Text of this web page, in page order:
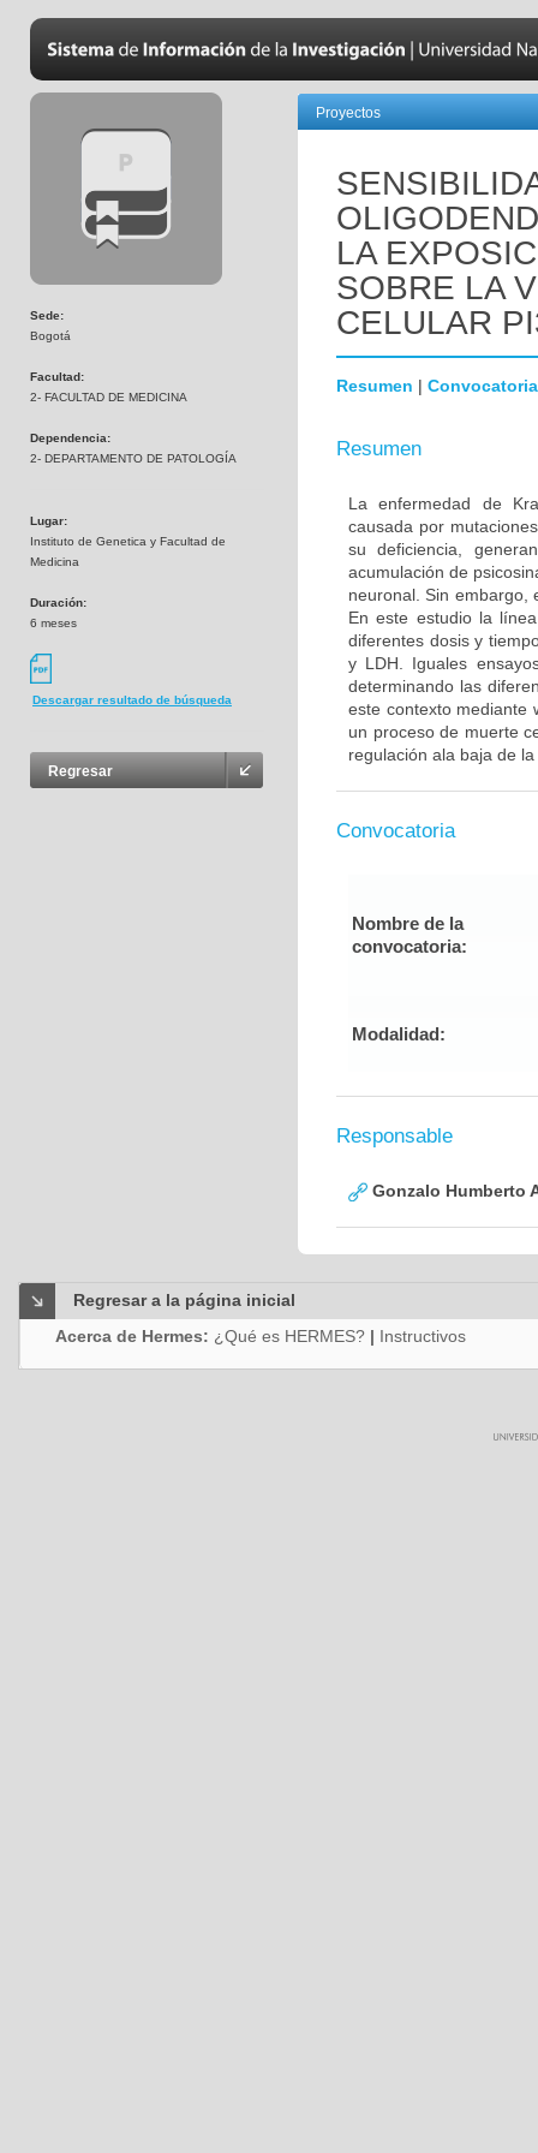
Sede:
Bogotá
Facultad:
2- FACULTAD DE MEDICINA
Dependencia:
2- DEPARTAMENTO DE PATOLOGÍA
Lugar:
Instituto de Genetica y Facultad de
Medicina
Duración:
6 meses
Descargar resultado de búsqueda
Regresar
Proyectos
LA
SOBRE LA
CELULAR
Resumen | Convocatoria
Resumen
La enfermedad de
causada por
su deficiencia,
acumulación de
neuronal. Sin embargo,
En este estudio la
diferentes dosis y
y LDH. Iguales
determinando las
este contexto mediante
un proceso de muerte
regulación ala baja de
Convocatoria
Nombre de la
convocatoria:
Modalidad:
Responsable
Gonzalo Humberto
Regresar a la página inicial
Acerca de Hermes: ¿Qué es HERMES? | Instructivos